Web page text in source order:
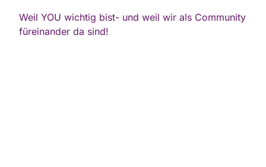
Weil YOU wichtig bist- und weil wir als Community
füreinander da sind!